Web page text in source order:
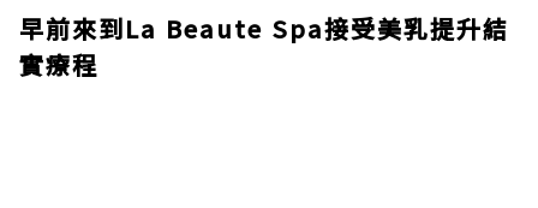
早前來到La Beaute Spa接受美乳提升結
實療程